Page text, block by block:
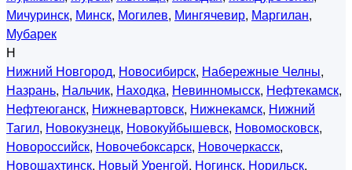
Мичуринск, Минск, Могилев, Мингячевир, Маргилан,
Мубарек
Н
Нижний Новгород, Новосибирск, Набережные Челны,
Назрань, Нальчик, Находка, Невинномысск, Нефтекамск,
Нефтеюганск, Нижневартовск, Нижнекамск, Нижний
Тагил, Новокузнецк, Новокуйбышевск, Новомосковск,
Новороссийск, Новочебоксарск, Новочеркасск,
Новошахтинск, Новый Уренгой, Ногинск, Норильск,